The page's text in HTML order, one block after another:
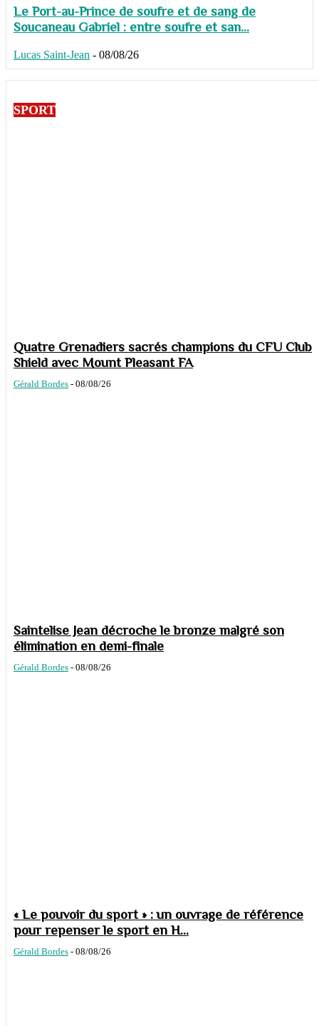
Le Port-au-Prince de soufre et de sang de
Soucaneau Gabriel : entre soufre et san...
Lucas Saint-Jean - 08/08/26
SPORT
Quatre Grenadiers sacrés champions du CFU Club
Shield avec Mount Pleasant FA
Gérald Bordes - 08/08/26
Saintelise Jean décroche le bronze malgré son
élimination en demi-finale
Gérald Bordes - 08/08/26
« Le pouvoir du sport » : un ouvrage de référence
pour repenser le sport en H...
Gérald Bordes - 08/08/26